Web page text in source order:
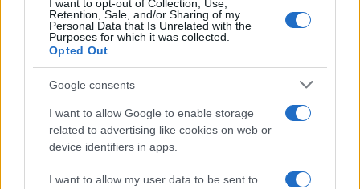
I want to opt-out of Collection, Use,
Retention, Sale, and/or Sharing of my
Personal Data that Is Unrelated with the
Purposes for which it was collected.
Opted Out
Google consents
I want to allow Google to enable storage
related to advertising like cookies on web or
device identifiers in apps.
I want to allow my user data to be sent to